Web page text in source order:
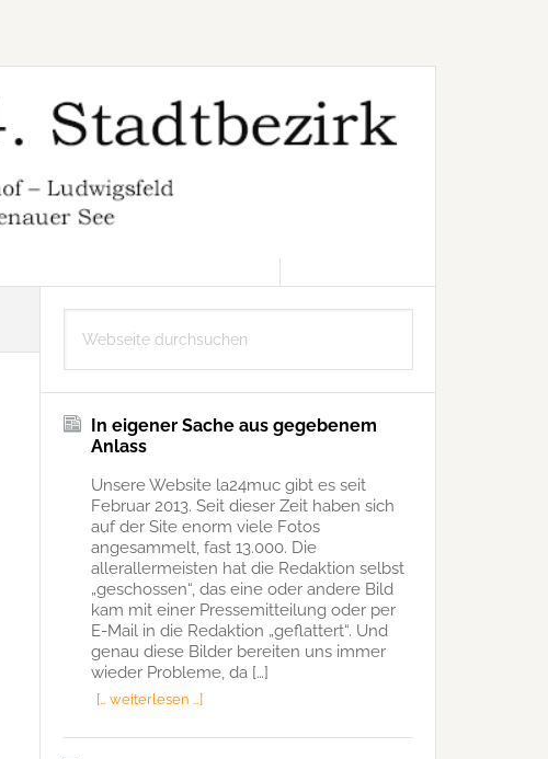
Seitenspalte
durchsuchen
In eigener Sache aus gegebenem
Anlass
Unsere Website la24muc gibt es seit
Februar 2013. Seit dieser Zeit haben sich
auf der Site enorm viele Fotos
angesammelt, fast 13.000. Die
allerallermeisten hat die Redaktion selbst
„geschossen“, das eine oder andere Bild
kam mit einer Pressemitteilung oder per
E-Mail in die Redaktion „geflattert“. Und
genau diese Bilder bereiten uns immer
wieder Probleme, da […]
[… weiterlesen …]